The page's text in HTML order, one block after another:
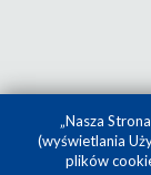
„Nasza
(wyświetlania
plików